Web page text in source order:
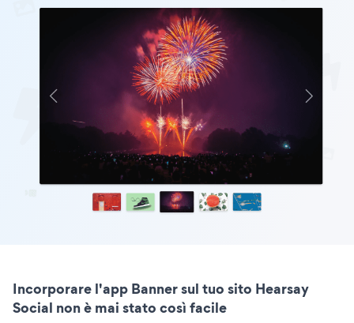
Incorporare l'app Banner sul tuo sito Hearsay
Social non è mai stato così facile